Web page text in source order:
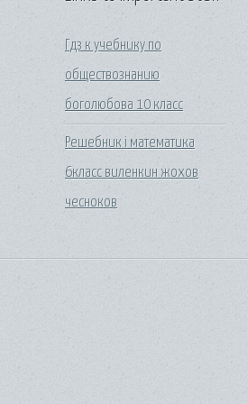
Гдз к учебнику по
обществознанию
боголюбова 10 класс
Решебник i математика
6класс виленкин жохов
чесноков